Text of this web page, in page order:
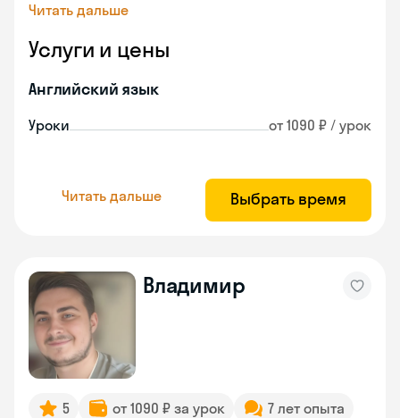
Читать дальше
Услуги и цены
Английский язык
Уроки от 1090 ₽ / урок
Читать дальше Выбрать время
Владимир
5 от 1090 ₽ за урок
7 лет опыта